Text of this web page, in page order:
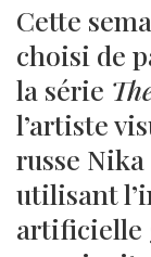
Cette
choisi de
la série
l’artiste
russe Nika
utilisant
artificielle